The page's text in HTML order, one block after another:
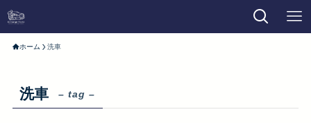
ホーム 洗車
洗車 – tag –